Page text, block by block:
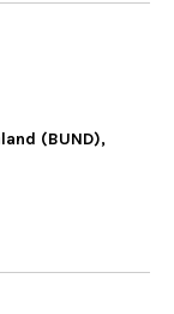
(BUND),